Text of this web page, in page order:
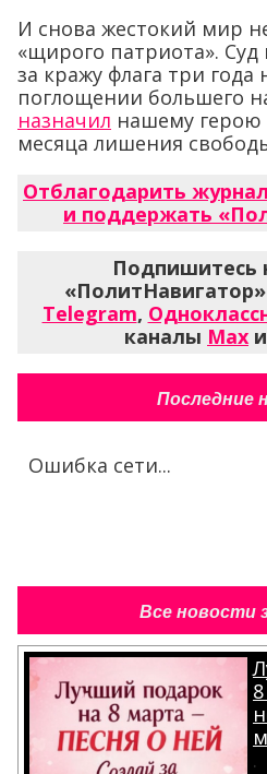
И снова жестокий мир
«щирого патриота».
за кражу флага три
поглощении большего
назначил нашему герою
месяца лишения
Отблагодарить
и поддержать
Подпишитесь
Telegram,
каналы Max и
Последние
Ошибка сети...
Все новости
.